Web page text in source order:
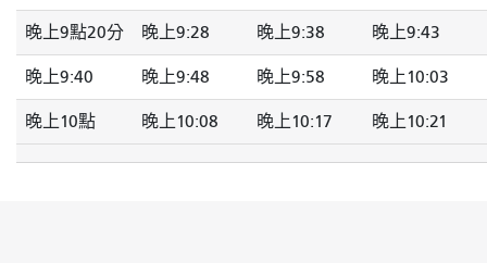
晚上9點20分 晚上9:28 晚上9:38 晚上9:43
晚上9:40 晚上9:48 晚上9:58 晚上10:03
晚上10點 晚上10:08 晚上10:17 晚上10:21